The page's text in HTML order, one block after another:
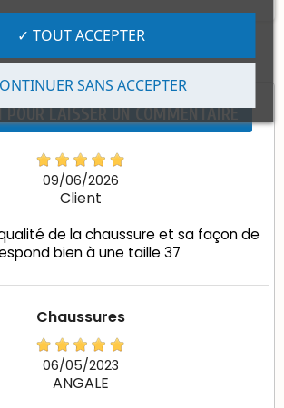
POUR LAISSER UN COMMENTAIRE
09/06/2026
Client
de la chaussure et sa façon de
bien à une taille 37
Chaussures
06/05/2023
ANGALE
SANS ACCEPTER
✓ TOUT ACCEPTER